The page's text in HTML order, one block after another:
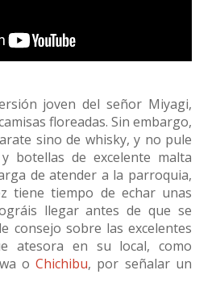
joven del señor Miyagi,
floreadas. Sin embargo,
sino de whisky, y no pule
botellas de excelente malta
de atender a la parroquia,
tiene tiempo de echar unas
llegar antes de que se
consejo sobre las excelentes
atesora en su local, como
oChichibu, por señalar un